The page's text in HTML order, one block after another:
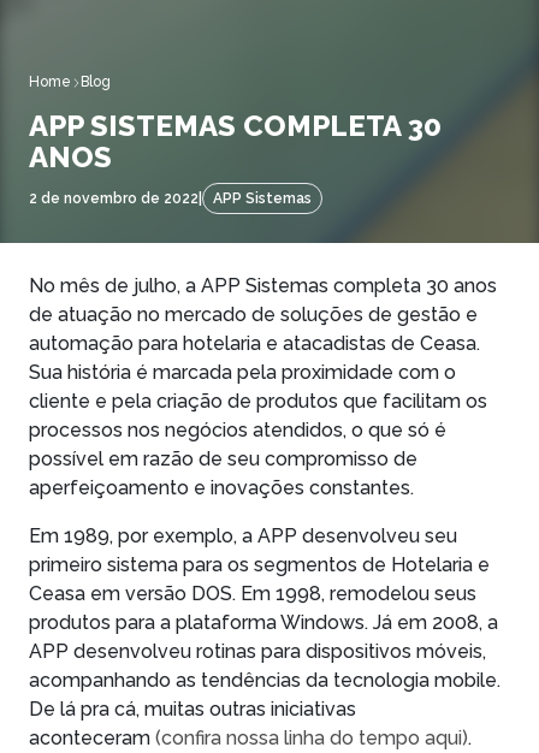
Home Blog
APP SISTEMAS COMPLETA 30
ANOS
2 de novembro de 2022 APP Sistemas
No mês de julho, a APP Sistemas completa 30 anos
de atuação no mercado de soluções de gestão e
automação para hotelaria e atacadistas de Ceasa.
Sua história é marcada pela proximidade com o
cliente e pela criação de produtos que facilitam os
processos nos negócios atendidos, o que só é
possível em razão de seu compromisso de
aperfeiçoamento e inovações constantes.
Em 1989, por exemplo, a APP desenvolveu seu
primeiro sistema para os segmentos de Hotelaria e
Ceasa em versão DOS. Em 1998, remodelou seus
produtos para a plataforma Windows. Já em 2008, a
APP desenvolveu rotinas para dispositivos móveis,
acompanhando as tendências da tecnologia mobile.
De lá pra cá, muitas outras iniciativas
aconteceram (confira nossa linha do tempo aqui).